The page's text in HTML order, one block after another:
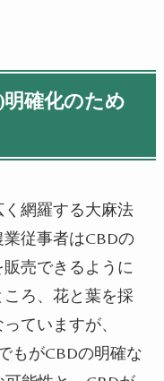
確化のため
網羅する大麻法
従事者はCBDの
売できるように
ころ、花と葉を採
ていますが、
もがCBDの明確な